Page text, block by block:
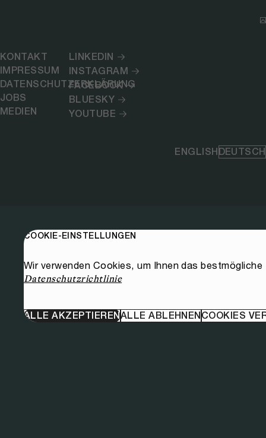
KONTAKT
IMPRESSUM
DATENSCHUTZERKLÄRUNG
JOBS
MEDIEN
LINKEDIN
INSTAGRAM
FACEBOOK
BLUESKY
YOUTUBE
ENGLISHDEUTSCH
COOKIE-EINSTELLUNGEN
Wir verwenden Cookies, um Ihnen das
Datenschutzrichtlinie
ALLE AKZEPTIERENALLE ABLEHNENCOOKIES